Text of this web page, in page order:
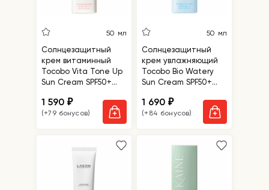
50 мл
Солнцезащитный
крем витаминный
Tocobo Vita Tone Up
Sun Cream SPF50+
1 590₽
(+79 бонусов)
50 мл
Солнцезащитный
крем увлажняющий
Tocobo Bio Watery
Sun Cream SPF50+
1 690₽
(+84 бонусов)